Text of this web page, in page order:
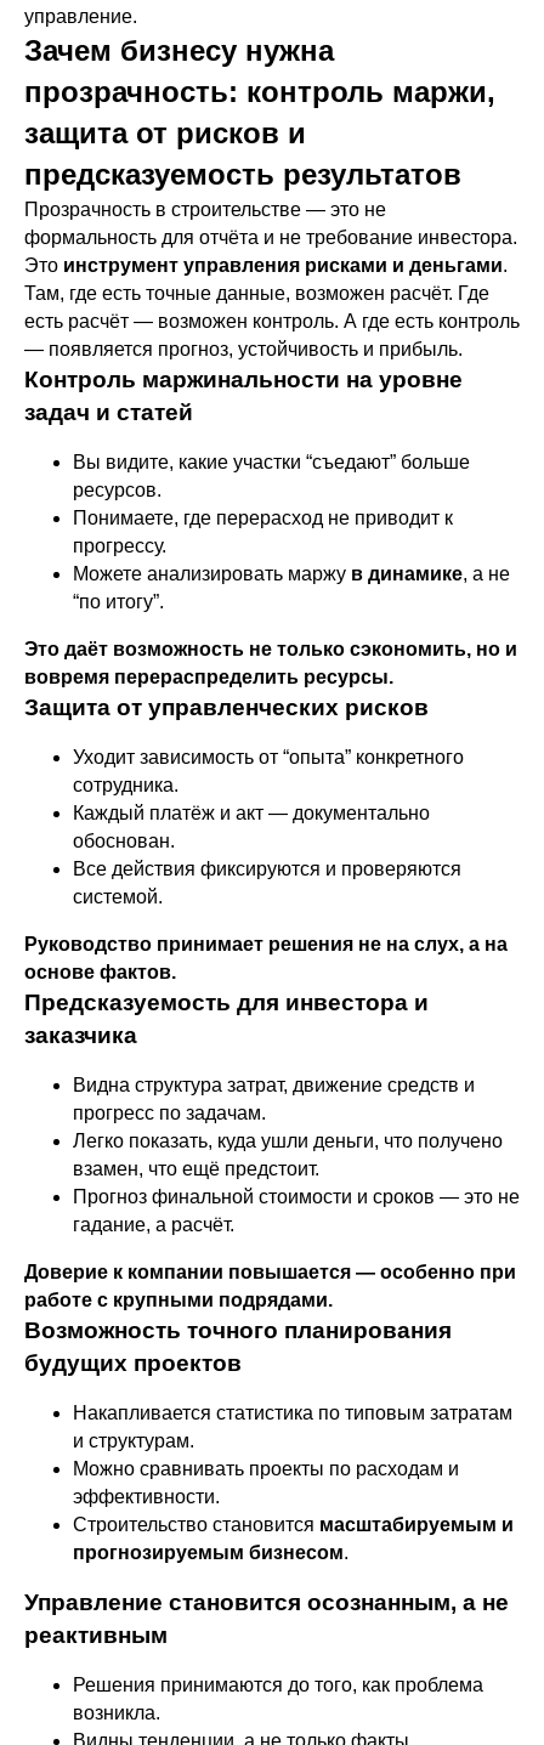
управление.
Зачем бизнесу нужна
прозрачность: контроль маржи,
защита от рисков и
предсказуемость результатов
Прозрачность в строительстве — это не
формальность для отчёта и не требование инвестора.
Это инструмент управления рисками и деньгами.
Там, где есть точные данные, возможен расчёт. Где
есть расчёт — возможен контроль. А где есть контроль
— появляется прогноз, устойчивость и прибыль.
Контроль маржинальности на уровне
задач и статей
Вы видите, какие участки “съедают” больше
ресурсов.
Понимаете, где перерасход не приводит к
прогрессу.
Можете анализировать маржу в динамике, а не
“по итогу”.
Это даёт возможность не только сэкономить, но и
вовремя перераспределить ресурсы.
Защита от управленческих рисков
Уходит зависимость от “опыта” конкретного
сотрудника.
Каждый платёж и акт — документально
обоснован.
Все действия фиксируются и проверяются
системой.
Руководство принимает решения не на слух, а на
основе фактов.
Предсказуемость для инвестора и
заказчика
Видна структура затрат, движение средств и
прогресс по задачам.
Легко показать, куда ушли деньги, что получено
взамен, что ещё предстоит.
Прогноз финальной стоимости и сроков — это не
гадание, а расчёт.
Доверие к компании повышается — особенно при
работе с крупными подрядами.
Возможность точного планирования
будущих проектов
Накапливается статистика по типовым затратам
и структурам.
Можно сравнивать проекты по расходам и
эффективности.
Строительство становится масштабируемым и
прогнозируемым бизнесом.
Управление становится осознанным, а не
реактивным
Решения принимаются до того, как проблема
возникла.
Видны тенденции, а не только факты.